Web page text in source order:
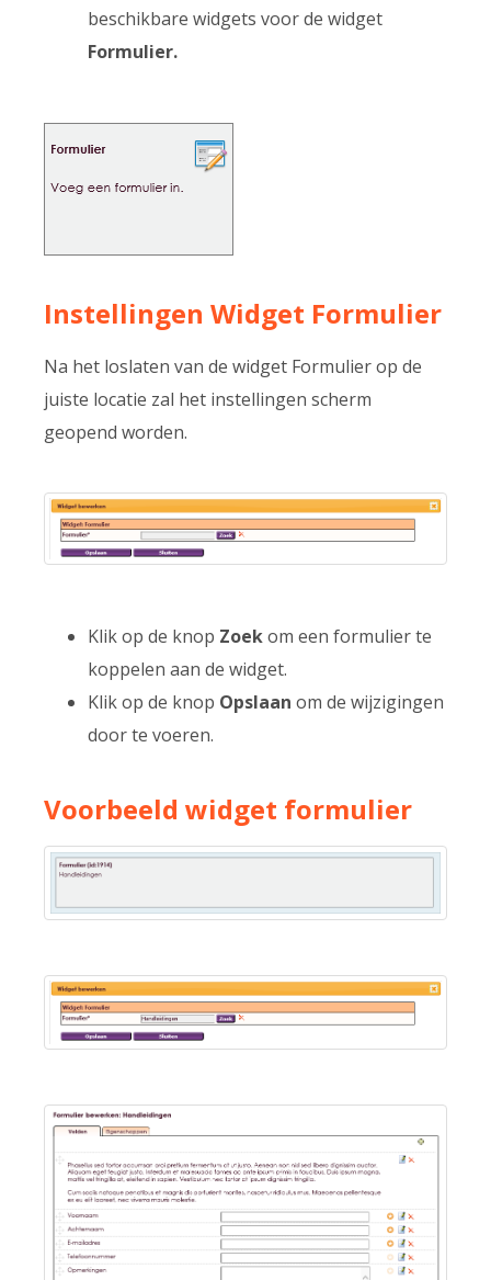
beschikbare widgets voor de widget
Formulier.
Instellingen Widget Formulier
Na het loslaten van de widget Formulier op de
juiste locatie zal het instellingen scherm
geopend worden.
Klik op de knop Zoekom een formulier te
koppelen aan de widget.
Klik op de knop Opslaan om de wijzigingen
door te voeren.
Voorbeeld widget formulier